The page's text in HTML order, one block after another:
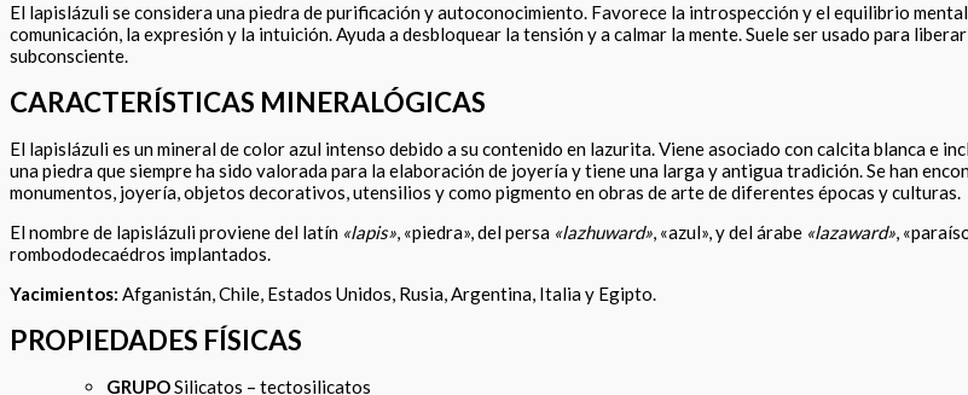
El lapislázuli se considera una piedra de purificación y autoconocimiento. Favorece la introspección y el equilibrio
comunicación, la expresión y la intuición. Ayuda a desbloquear la tensión y a calmar la mente. Suele ser usado para
subconsciente.
CARACTERÍSTICAS MINERALÓGICAS
El lapislázuli es un mineral de color azul intenso debido a su contenido en lazurita. Viene asociado con calcita blanca e
una piedra que siempre ha sido valorada para la elaboración de joyería y tiene una larga y antigua tradición. Se han
monumentos, joyería, objetos decorativos, utensilios y como pigmento en obras de arte de diferentes épocas y culturas.
El nombre de lapislázuli proviene del latín «lapis», «piedra», del persa «lazhuward», «azul», y del árabe «lazaward»,
rombododecaédros implantados.
Yacimientos: Afganistán, Chile, Estados Unidos, Rusia, Argentina, Italia y Egipto.
PROPIEDADES FÍSICAS
GRUPOSilicatos – tectosilicatos